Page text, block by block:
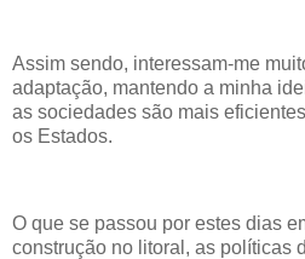
Assim sendo, interessam-me
adaptação, mantendo a minha
as sociedades são mais
os Estados.
O que se passou por estes dias
construção no litoral, as políticas